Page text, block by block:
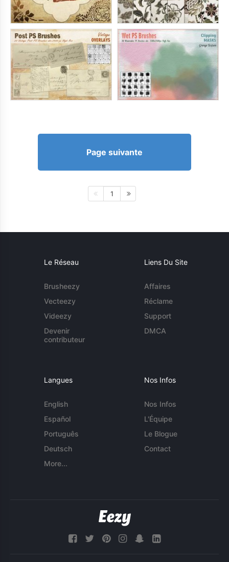
Page suivante
1
Le Réseau
Brusheezy
Vecteezy
Videezy
Devenir
contributeur
Liens Du Site
Affaires
Réclame
Support
DMCA
Langues
English
Español
Português
Deutsch
More...
Nos Infos
Nos Infos
L'Équipe
Le Blogue
Contact